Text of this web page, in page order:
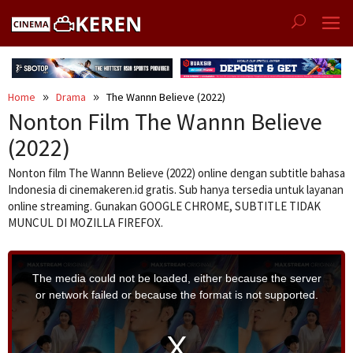
Home Drama The Wannn Believe (2022)
Nonton Film The Wannn Believe
(2022)
Nonton film The Wannn Believe (2022) online dengan subtitle bahasa
Indonesia di cinemakeren.id gratis. Sub hanya tersedia untuk layanan
online streaming. Gunakan GOOGLE CHROME, SUBTITLE TIDAK
MUNCUL DI MOZILLA FIREFOX.
s
m
d
The media could not be loaded, either because the server
or network failed or because the format is not supported.